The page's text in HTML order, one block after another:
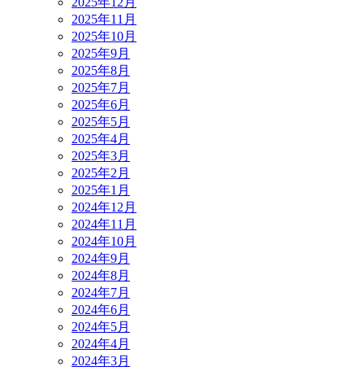
2025年11月
2025年10月
2025年9月
2025年8月
2025年7月
2025年6月
2025年5月
2025年4月
2025年3月
2025年2月
2025年1月
2024年12月
2024年11月
2024年10月
2024年9月
2024年8月
2024年7月
2024年6月
2024年5月
2024年4月
2024年3月